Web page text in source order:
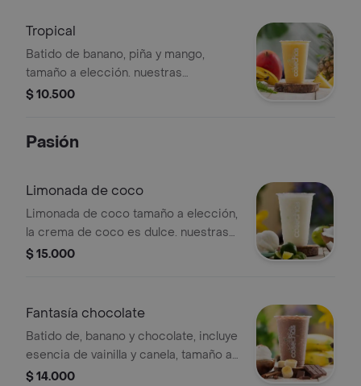
realizar modificaciones en los
ingredientes
Tropical
Batido de banano, piña y mango,
tamaño a elección. nuestras
preparaciones se encuentran
ingredientes
$ 10.500
Pasión
Limonada de coco
Limonada de coco tamaño a elección,
la crema de coco es dulce. nuestras
preparaciones se encuentran
ingredientes.
$ 15.000
Fantasía chocolate
Batido de, banano y chocolate, incluye
esencia de vainilla y canela, tamaño a
elección. nuestras preparaciones se
$ 14.000